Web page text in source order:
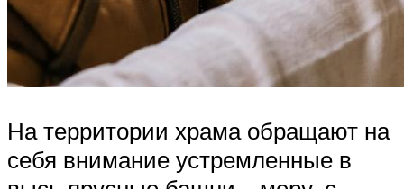
На территории храма обращают на
себя внимание устремленные в